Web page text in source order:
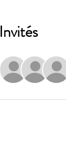
Invités